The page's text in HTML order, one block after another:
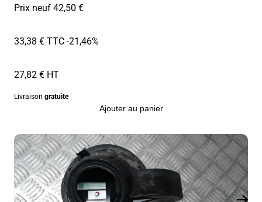
Prix neuf 42,50 €
33,38 € TTC-21,46%
27,82 € HT
Livraison gratuite
Ajouter au panier